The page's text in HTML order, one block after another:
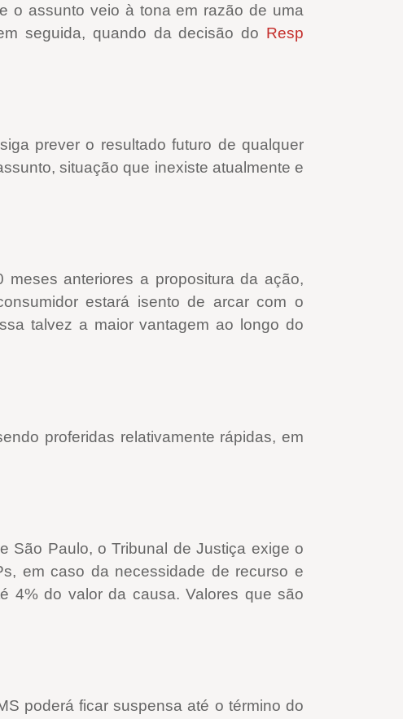
o assunto veio à tona em razão de uma
seguida, quando da decisão do Resp
prever o resultado futuro de qualquer
situação que inexiste atualmente e
anteriores a propositura da ação,
estará isento de arcar com o
talvez a maior vantagem ao longo do
proferidas relativamente rápidas, em
São Paulo, o Tribunal de Justiça exige o
em caso da necessidade de recurso e
4% do valor da causa. Valores que são
poderá ficar suspensa até o término do